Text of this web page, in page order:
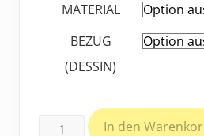
MATERIAL
BEZUG
(DESSIN)
Bezüge
In den